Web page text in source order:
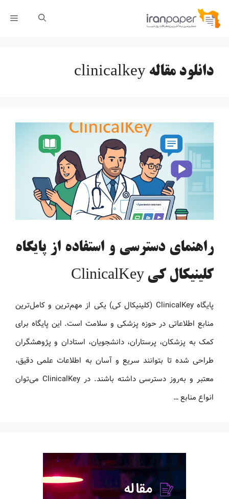
پرش
دانلود مقاله clinicalkey
راهنمای دسترسی و استفاده از پایگاه
کلینیکال کی ClinicalKey
پایگاه ClinicalKey (کلینیکال کی) یکی از مهم‌ترین و کامل‌ترین
منابع اطلاعاتی در حوزه پزشکی و سلامت است. این پایگاه برای
کمک به پزشکان، پرستاران، دانشجویان، استادان و پژوهشگران
طراحی شده تا بتوانند سریع و آسان به اطلاعات علمی دقیق،
معتبر و به‌روز دسترسی داشته باشند. در ClinicalKey می‌توان
انواع منابع …